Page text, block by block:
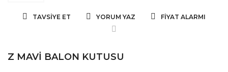
TAVSIYE ET YORUM YAZ FIYAT ALARMI
Z MAVİ BALON KUTUSU